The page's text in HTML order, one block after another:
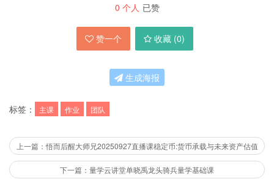
0 个人 已赞
赞一个 收藏 (0)
生成海报
标签： 主课 作业 团队
上一篇：悟而后醒大师兄20250927直播课稳定币:货币承载与未来资产估值
下一篇：量学云讲堂单晓禹龙头骑兵量学基础课